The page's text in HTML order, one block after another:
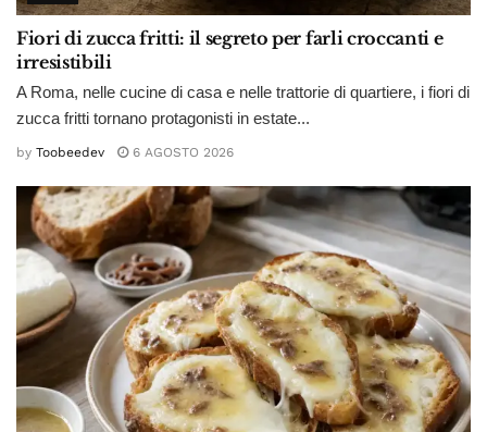
Fiori di zucca fritti: il segreto per farli croccanti e
irresistibili
A Roma, nelle cucine di casa e nelle trattorie di quartiere, i fiori di
zucca fritti tornano protagonisti in estate...
by Toobeedev 6 AGOSTO 2026